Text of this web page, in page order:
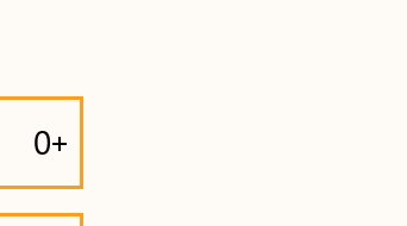
0+